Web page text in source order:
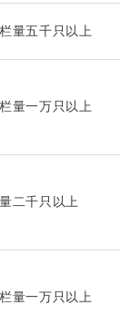
量五千只以上
量一万只以上
二千只以上
量一万只以上